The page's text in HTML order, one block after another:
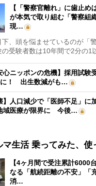
【「警察官離れ」に歯止め
が本気で取り組む「警察
現…
、頭を悩ませているのが「
受験者数は10年間で2分の1
心ニッポンの危機】採用試験
に！ 出生数減がも…
】人口減少で「医師不足」に
域医療が限界に 今後…
マ生活 乗ってみた、使
【4ヶ月間で受注累計6000
なる「航続距離の不安」「
消…